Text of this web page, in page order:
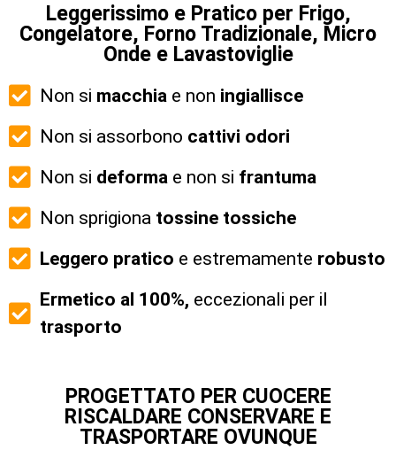
Leggerissimo e Pratico per Frigo,
Congelatore, Forno Tradizionale, Micro
Onde e Lavastoviglie
Non si macchia e non ingiallisce
Non si assorbono cattivi odori
Non si deforma e non si frantuma
Non sprigiona tossine tossiche
Leggero pratico e estremamente robusto
Ermetico al 100%, eccezionali per il
trasporto
PROGETTATO PER CUOCERE
RISCALDARE CONSERVARE E
TRASPORTARE OVUNQUE